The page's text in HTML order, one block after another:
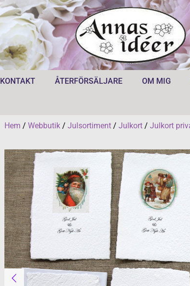
KONTAKT ÅTERFÖRSÄLJARE OM MIG
Hem / Webbutik/ Julsortiment/ Julkort/ Julkort